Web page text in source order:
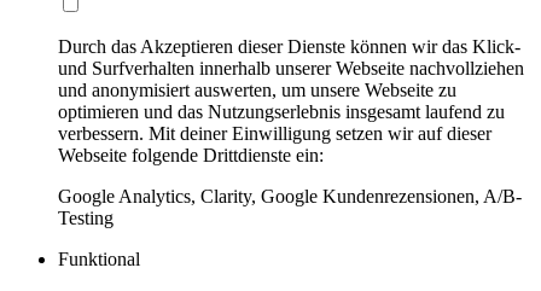
Durch das Akzeptieren dieser Dienste können wir das Klick-
und Surfverhalten innerhalb unserer Webseite nachvollziehen
und anonymisiert auswerten, um unsere Webseite zu
optimieren und das Nutzungserlebnis insgesamt laufend zu
verbessern. Mit deiner Einwilligung setzen wir auf dieser
Webseite folgende Drittdienste ein:
Google Analytics, Clarity, Google Kundenrezensionen, A/B-
Testing
Funktional